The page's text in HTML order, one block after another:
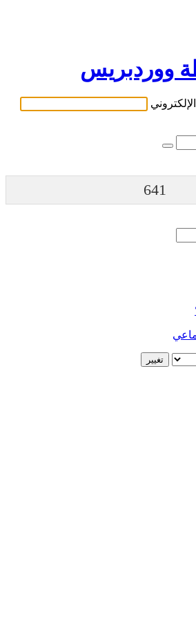
ووردبريس
641